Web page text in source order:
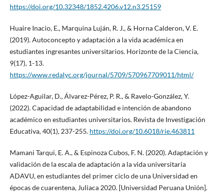
https://doi.org/10.32348/1852.4206.v12.n3.25159
Huaire Inacio, E., Marquina Luján, R. J., & Horna Calderon, V. E.
(2019). Autoconcepto y adaptación a la vida académica en
estudiantes ingresantes universitarios. Horizonte de la Ciencia,
9(17), 1-13.
https://www.redalyc.org/journal/5709/570967709011/html/
López-Aguilar, D., Álvarez-Pérez, P. R., & Ravelo-González, Y.
(2022). Capacidad de adaptabilidad e intención de abandono
académico en estudiantes universitarios. Revista de Investigación
Educativa, 40(1), 237-255. https://doi.org/10.6018/rie.463811
Mamani Tarqui, E. A., & Espinoza Cubos, F. N. (2020). Adaptación y
validación de la escala de adaptación a la vida universitaria
ADAVU, en estudiantes del primer ciclo de una Universidad en
épocas de cuarentena, Juliaca 2020. [Universidad Peruana Unión].